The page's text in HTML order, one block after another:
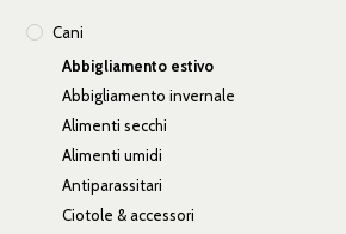
Cani
Abbigliamento estivo
Abbigliamento invernale
Alimenti secchi
Alimenti umidi
Antiparassitari
Ciotole & accessori